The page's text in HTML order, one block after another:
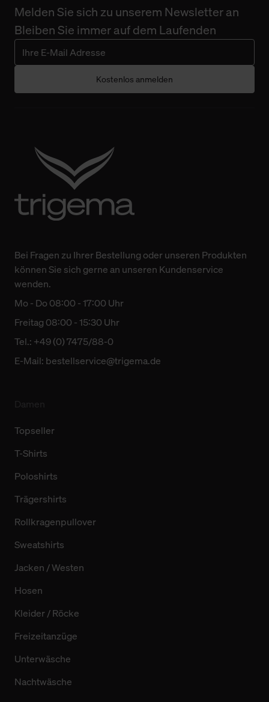
Melden Sie sich zu unserem Newsletter an
Bleiben Sie immer auf dem Laufenden
Kostenlos anmelden
Bei Fragen zu Ihrer Bestellung oder unseren Produkten
können Sie sich gerne an unseren Kundenservice
wenden.
Mo - Do 08:00 - 17:00 Uhr
Freitag 08:00 - 15:30 Uhr
Tel.: +49 (0) 7475/88-0
E-Mail: bestellservice@trigema.de
Topseller
T-Shirts
Poloshirts
Trägershirts
Rollkragenpullover
Sweatshirts
Jacken / Westen
Hosen
Kleider / Röcke
Freizeitanzüge
Unterwäsche
Nachtwäsche